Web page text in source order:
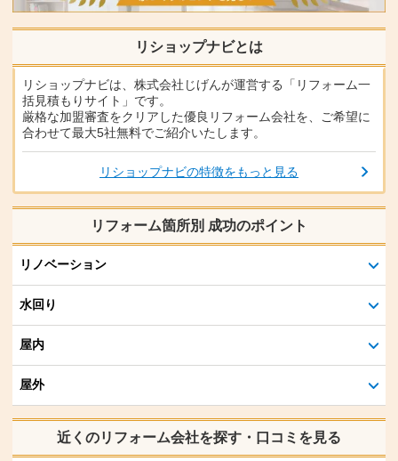
リショップナビとは
リショップナビは、株式会社じげんが運営する「リフォーム一
括見積もりサイト」です。
厳格な加盟審査をクリアした優良リフォーム会社を、ご希望に
合わせて最大5社無料でご紹介いたします。
リショップナビの特徴をもっと見る
リフォーム箇所別 成功のポイント
リノベーション
水回り
屋内
屋外
近くのリフォーム会社を探す・口コミを見る